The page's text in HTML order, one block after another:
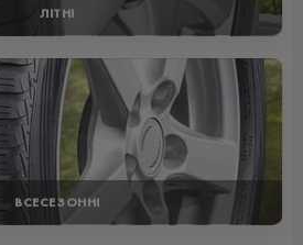
ЛІТНІ
ВСЕСЕЗОННІ